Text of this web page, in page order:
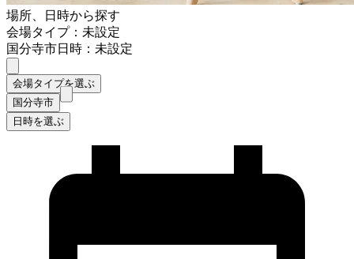
場所、日時から探す
会場タイプ：未設定
国分寺市日時：未設定
会場タイプを選ぶ
国分寺市
日時を選ぶ